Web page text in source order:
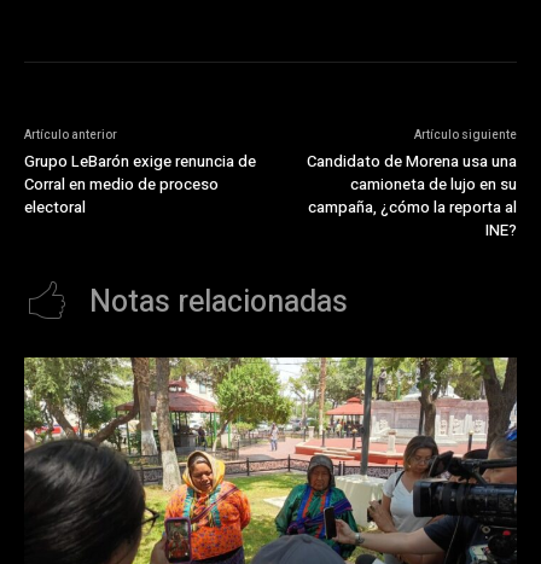
Artículo anterior
Grupo LeBarón exige renuncia de
Corral en medio de proceso
electoral
Artículo siguiente
Candidato de Morena usa una
camioneta de lujo en su
campaña, ¿cómo la reporta al
INE?
Notas relacionadas